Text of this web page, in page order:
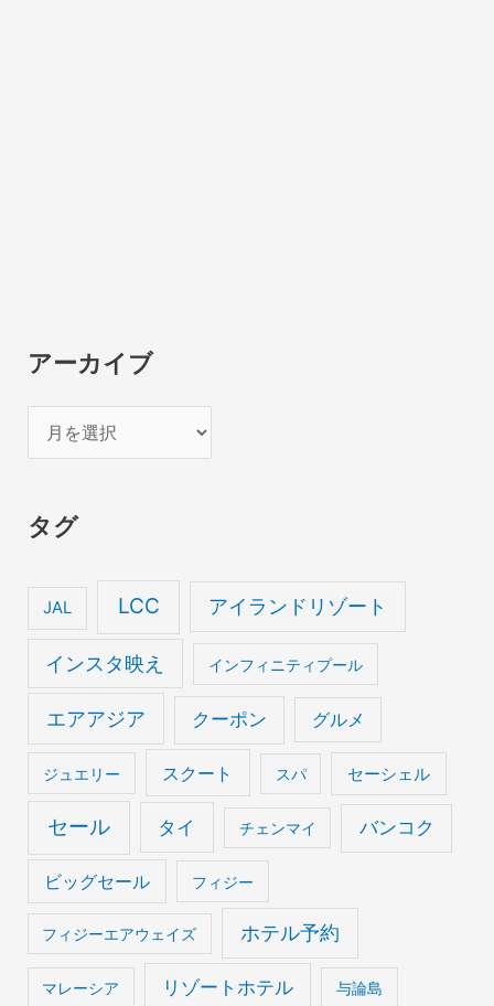
アーカイブ
ー
イ
タグ
JAL LCC アイランドリゾート
インスタ映え インフィニティプール
エアアジア クーポン グルメ
ジュエリー スクート スパ セーシェル
セール タイ チェンマイ バンコク
ビッグセール フィジー
フィジーエアウェイズ ホテル予約
マレーシア リゾートホテル 与論島